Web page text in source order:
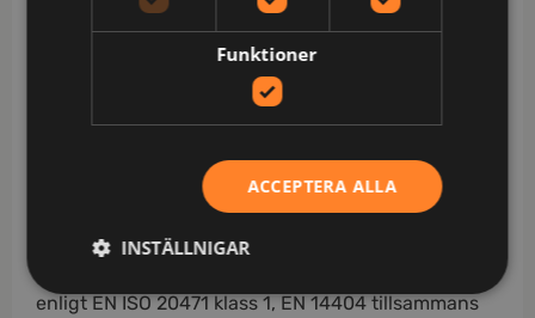
Spikfickorna är avtagbara med dold dragkedja / 2
framfickor / 2 bakfickor / Dubbel förstärkt grensöm
/ Hammarhank / CORDURA®-förstärkt
tumstocksficka med verktygsficka, pennficka samt
knapp och hälla för kniv / Benficka med
tryckknapp, ficka med lock och kardborrefäste samt
D-ring / Knäfickor i CORDURA® med öppning
inifrån / Knäskydden i knäfickorna kan höjdjusteras
/ CORDURA®-förstärkning i benslut / Benlängden
enligt EN ISO 20471 klass 1, EN 14404 tillsammans
Funktioner
ACCEPTERA ALLA
INSTÄLLNIGAR